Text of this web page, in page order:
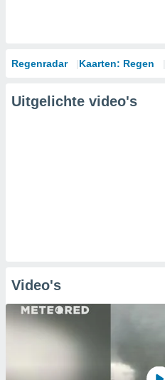
Regenradar Kaarten: Regen
Uitgelichte video's
Video's